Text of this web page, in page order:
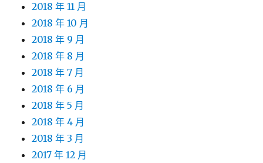
2018 年 11 月
2018 年 10 月
2018 年 9 月
2018 年 8 月
2018 年 7 月
2018 年 6 月
2018 年 5 月
2018 年 4 月
2018 年 3 月
2017 年 12 月